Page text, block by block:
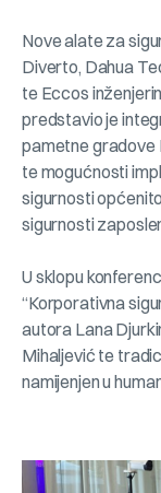
Nove alate za
Diverto, Dahua
te Eccos
predstavio je
pametne gradove
te mogućnosti
sigurnosti
sigurnosti
U sklopu
“Korporativna
autora Lana
Mihaljević te
namijenjen u